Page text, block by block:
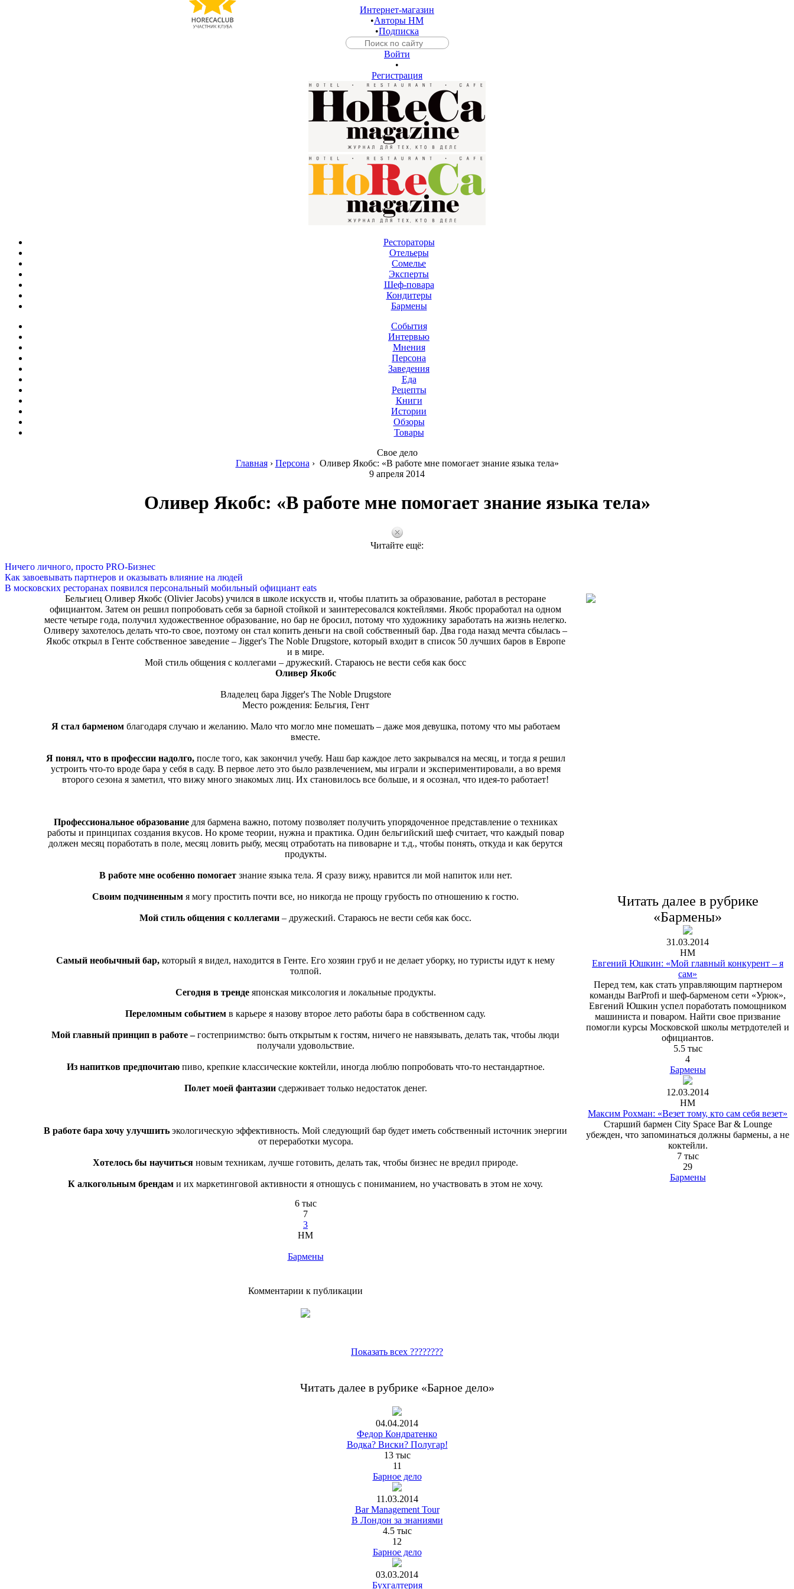
Интернет-магазин
•Авторы HM
•Подписка
Войти
•
Регистрация
Рестораторы
Отельеры
Сомелье
Эксперты
Шеф-повара
Кондитеры
Бармены
События
Интервью
Мнения
Персона
Заведения
Еда
Рецепты
Книги
Истории
Обзоры
Товары
Свое дело
Главная› Персона › Оливер Якобс: «В работе мне помогает знание языка тела»
9 апреля 2014
Оливер Якобс: «В работе мне помогает знание языка тела»
Читайте ещё:
Ничего личного, просто PRO-Бизнес
Как завоевывать партнеров и оказывать влияние на людей
В московских ресторанах появился персональный мобильный официант eats
Бельгиец Оливер Якобс (Olivier Jacobs) учился в школе искусств и, чтобы платить за образование, работал в ресторане
официантом. Затем он решил попробовать себя за барной стойкой и заинтересовался коктейлями. Якобс проработал на одном
месте четыре года, получил художественное образование, но бар не бросил, потому что художнику заработать на жизнь нелегко.
Оливеру захотелось делать что-то свое, поэтому он стал копить деньги на свой собственный бар. Два года назад мечта сбылась –
Якобс открыл в Генте собственное заведение – Jigger's The Noble Drugstore, который входит в список 50 лучших баров в Европе
и в мире.
Мой стиль общения с коллегами – дружеский. Стараюсь не вести себя как босс
Оливер Якобс
Владелец бара Jigger's The Noble Drugstore
Место рождения: Бельгия, Гент
Я стал барменомблагодаря случаю и желанию. Мало что могло мне помешать – даже моя девушка, потому что мы работаем
вместе.
Я понял, что в профессии надолго,после того, как закончил учебу. Наш бар каждое лето закрывался на месяц, и тогда я решил
устроить что-то вроде бара у себя в саду. В первое лето это было развлечением, мы играли и экспериментировали, а во время
второго сезона я заметил, что вижу много знакомых лиц. Их становилось все больше, и я осознал, что идея-то работает!
Профессиональное образованиедля бармена важно, потому позволяет получить упорядоченное представление о техниках
работы и принципах создания вкусов. Но кроме теории, нужна и практика. Один бельгийский шеф считает, что каждый повар
должен месяц поработать в поле, месяц ловить рыбу, месяц отработать на пивоварне и т.д., чтобы понять, откуда и как берутся
продукты.
В работе мне особенно помогаетзнание языка тела. Я сразу вижу, нравится ли мой напиток или нет.
Своим подчиненным я могу простить почти все, но никогда не прощу грубость по отношению к гостю.
Мой стиль общения с коллегами – дружеский. Стараюсь не вести себя как босс.
Самый необычный бар, который я видел, находится в Генте. Его хозяин груб и не делает уборку, но туристы идут к нему
толпой.
Сегодня в трендеяпонская миксология и локальные продукты.
Переломным событием в карьере я назову второе лето работы бара в собственном саду.
Мой главный принцип в работе –гостеприимство: быть открытым к гостям, ничего не навязывать, делать так, чтобы люди
получали удовольствие.
Из напитков предпочитаюпиво, крепкие классические коктейли, иногда люблю попробовать что-то нестандартное.
Полет моей фантазиисдерживает только недостаток денег.
В работе бара хочу улучшить экологическую эффективность. Мой следующий бар будет иметь собственный источник энергии
от переработки мусора.
Хотелось бы научиться новым техникам, лучше готовить, делать так, чтобы бизнес не вредил природе.
К алкогольным брендам и их маркетинговой активности я отношусь с пониманием, но участвовать в этом не хочу.
6 тыс
7
3
HM
Бармены
Комментарии к публикации
Читать далее в рубрике
«Бармены»
31.03.2014
НМ
Евгений Юшкин: «Мой главный конкурент – я
сам»
Перед тем, как стать управляющим партнером
команды BarProfi и шеф-барменом сети «Урюк»,
Евгений Юшкин успел поработать помощником
машиниста и поваром. Найти свое призвание
помогли курсы Московской школы метрдотелей и
официантов.
5.5 тыс
4
Бармены
12.03.2014
HM
Максим Рохман: «Везет тому, кто сам себя везет»
Старший бармен City Space Bar & Lounge
убежден, что запоминаться должны бармены, а не
коктейли.
7 тыс
29
Бармены
Показать всех ????????
Читать далее в рубрике «Барное дело»
04.04.2014
Федор Кондратенко
Водка? Виски? Полугар!
13 тыс
11
Барное дело
11.03.2014
Bar Management Tour
В Лондон за знаниями
4.5 тыс
12
Барное дело
03.03.2014
Бухгалтерия